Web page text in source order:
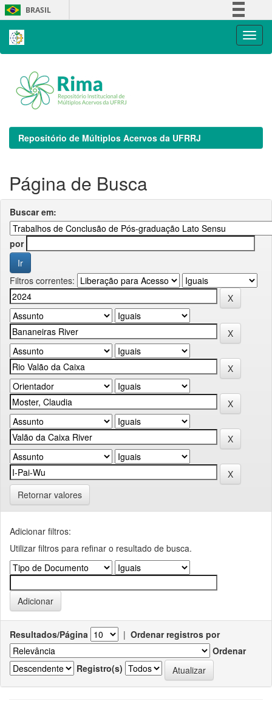
Skip
navigation
BRASIL
Repositório de Múltiplos Acervos da UFRRJ
Página de Busca
Buscar em:
por
Filtros correntes:
Retornar valores
Adicionar filtros:
Utilizar filtros para refinar o resultado de busca.
Resultados/Página | Ordenar registros por
Ordenar
Registro(s)